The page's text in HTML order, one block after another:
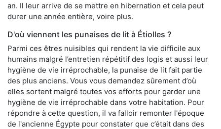
an. Il leur arrive de se mettre en hibernation et cela peut
durer une année entière, voire plus.
D'où viennent les punaises de lit à Étiolles ?
Parmi ces êtres nuisibles qui rendent la vie difficile aux
humains malgré l’entretien répétitif des logis et aussi leur
hygiène de vie irréprochable, la punaise de lit fait partie
des plus anciens. Vous vous demandez sûrement d’où
elles sortent malgré toutes vos efforts pour garder une
hygiène de vie irréprochable dans votre habitation. Pour
répondre à cette question, il va falloir remonter l'époque
de l'ancienne Égypte pour constater que c’était dans des